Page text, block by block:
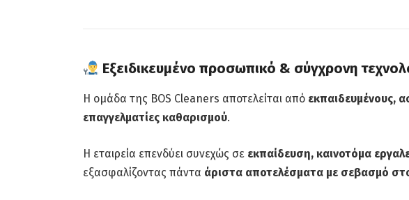
Εξειδικευμένο προσωπικό & σύγχρονη
Η ομάδα της BOS Cleaners αποτελείται από εκπαιδευμένους,
επαγγελματίες καθαρισμού.
Η εταιρεία επενδύει συνεχώς σε εκπαίδευση, καινοτόμα
εξασφαλίζοντας πάντα άριστα αποτελέσματα με σεβασμό